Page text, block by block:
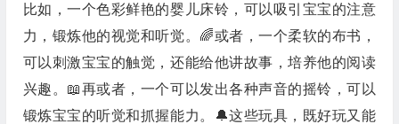
比如，一个色彩鲜艳的婴儿床铃，可以吸引宝宝的注意
力，锻炼他的视觉和听觉。🌈或者，一个柔软的布书，
可以刺激宝宝的触觉，还能给他讲故事，培养他的阅读
兴趣。📖再或者，一个可以发出各种声音的摇铃，可以
锻炼宝宝的听觉和抓握能力。🔔这些玩具，既好玩又能